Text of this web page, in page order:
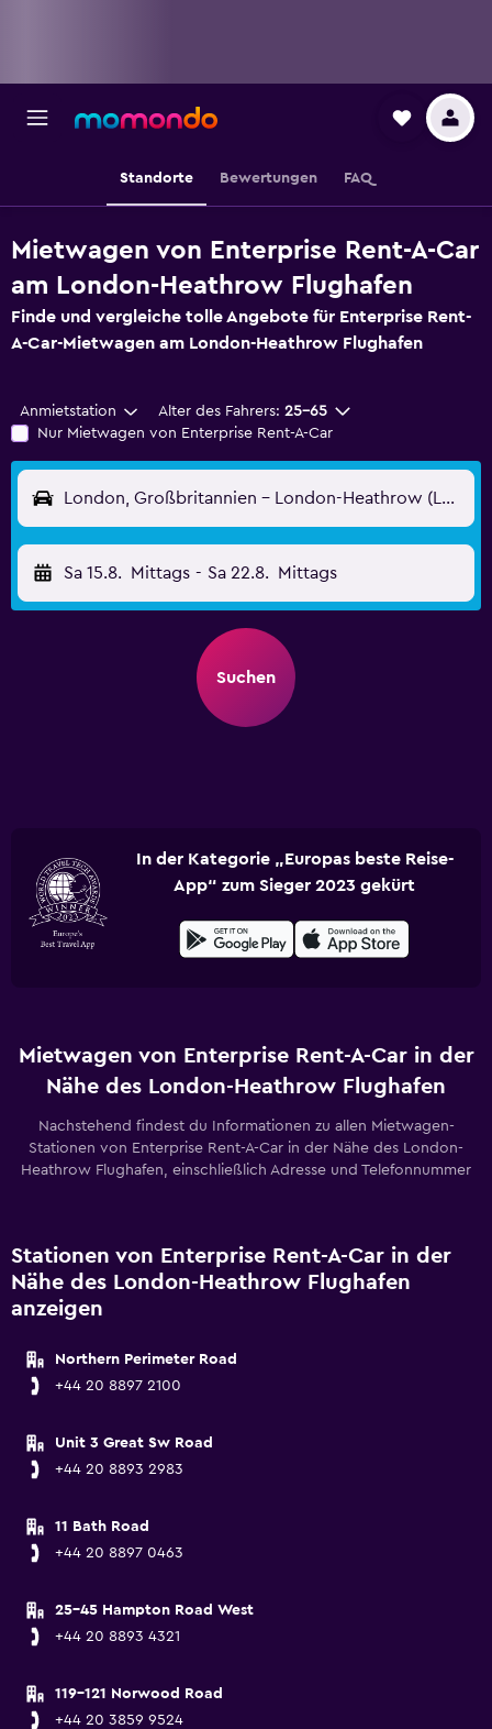
Standorte Bewertungen FAQ
Mietwagen von Enterprise Rent-A-Car
am London-Heathrow Flughafen
Finde und vergleiche tolle Angebote für Enterprise Rent-
A-Car-Mietwagen am London-Heathrow Flughafen
Anmietstation Alter des Fahrers: 25-65
Nur Mietwagen von Enterprise Rent-A-Car
London, Großbritannien - London-Heathrow (LHR)
Sa 15.8. Mittags - Sa 22.8. Mittags
Suchen
In der Kategorie „Europas beste Reise-
App“ zum Sieger 2023 gekürt
Mietwagen von Enterprise Rent-A-Car in der
Nähe des London-Heathrow Flughafen
Nachstehend findest du Informationen zu allen Mietwagen-
Stationen von Enterprise Rent-A-Car in der Nähe des London-
Heathrow Flughafen, einschließlich Adresse und Telefonnummer
Stationen von Enterprise Rent-A-Car in der
Nähe des London-Heathrow Flughafen
anzeigen
Northern Perimeter Road
+44 20 8897 2100
Unit 3 Great Sw Road
+44 20 8893 2983
11 Bath Road
+44 20 8897 0463
25-45 Hampton Road West
+44 20 8893 4321
119-121 Norwood Road
+44 20 3859 9524